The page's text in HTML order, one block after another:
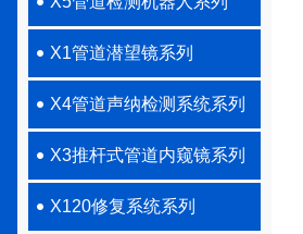
X1管道潜望镜系列
X4管道声纳检测系统系列
X3推杆式管道内窥镜系列
X120修复系统系列